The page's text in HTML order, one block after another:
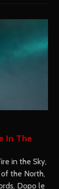
In The
in the Sky,
the North,
Dopo le